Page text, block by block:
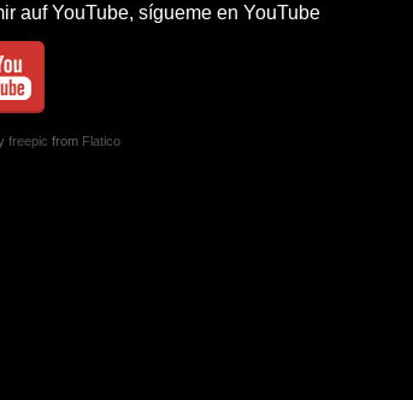
auf YouTube, sígueme en YouTube
freepic from Flatico